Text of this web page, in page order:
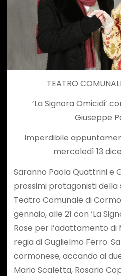
TEATRO
‘La Signora Omicidi’
Giuseppe
Imperdibile
mercoledì 13
Saranno Paola Quattrini e
prossimi protagonisti
Teatro Comunale di
gennaio, alle 21 con ‘La
Rose per l’adattamento di
regia di Guglielmo Ferro.
cormonese, accando ai
Mario Scaletta, Rosario